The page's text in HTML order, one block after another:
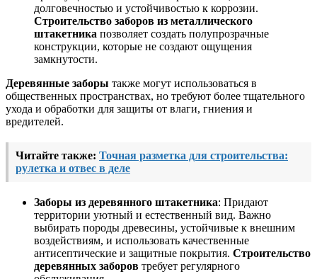
долговечностью и устойчивостью к коррозии.
Строительство заборов из металлического
штакетника позволяет создать полупрозрачные
конструкции, которые не создают ощущения
замкнутости.
Деревянные заборы также могут использоваться в
общественных пространствах, но требуют более тщательного
ухода и обработки для защиты от влаги, гниения и
вредителей.
Читайте также: Точная разметка для строительства:
рулетка и отвес в деле
Заборы из деревянного штакетника: Придают
территории уютный и естественный вид. Важно
выбирать породы древесины, устойчивые к внешним
воздействиям, и использовать качественные
антисептические и защитные покрытия. Строительство
деревянных заборов требует регулярного